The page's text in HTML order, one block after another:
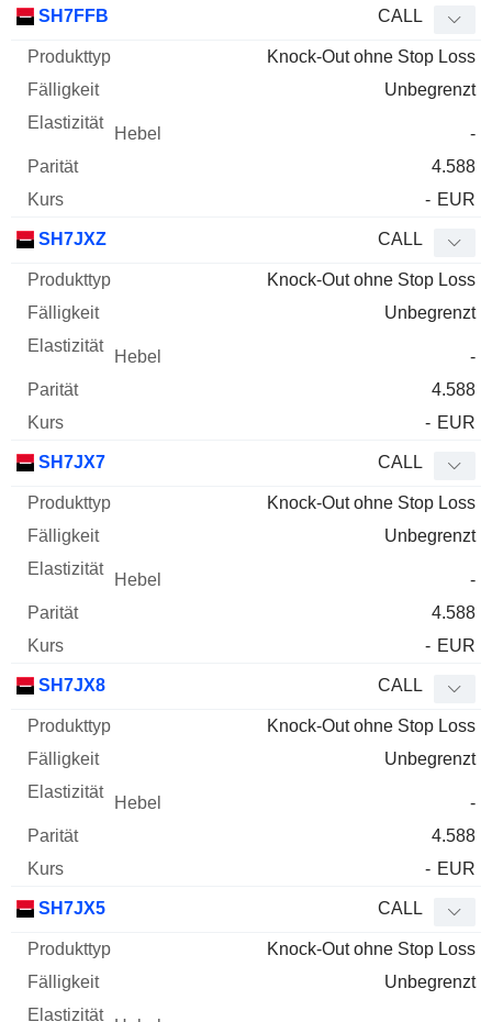
SH7FFB CALL
Knock-Out ohne Stop Loss
Unbegrenzt
-
4.588
- EUR
SH7JXZ CALL
Knock-Out ohne Stop Loss
Unbegrenzt
-
4.588
- EUR
SH7JX7 CALL
Knock-Out ohne Stop Loss
Unbegrenzt
-
4.588
- EUR
SH7JX8 CALL
Knock-Out ohne Stop Loss
Unbegrenzt
-
4.588
- EUR
SH7JX5 CALL
Knock-Out ohne Stop Loss
Unbegrenzt